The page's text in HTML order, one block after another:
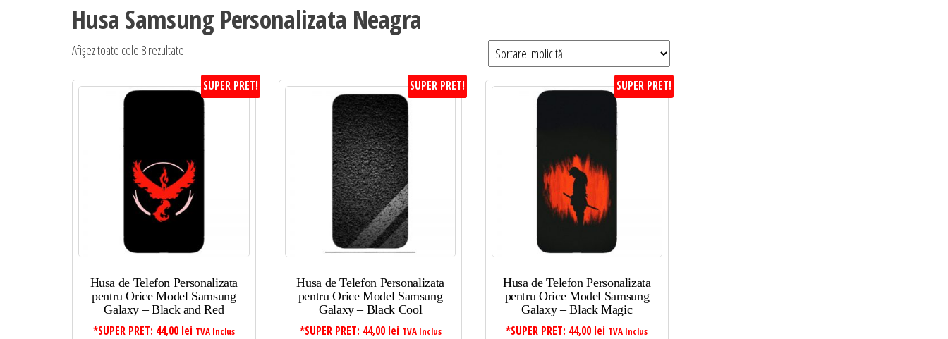
Husa Samsung Personalizata Neagra
Afișez toate cele 8 rezultate
SUPER PRET!
Husa de Telefon Personalizata
pentru Orice Model Samsung
Galaxy – Black and Red
*SUPER PRET: 44,00 lei TVA Inclus
SUPER PRET!
Husa de Telefon Personalizata
pentru Orice Model Samsung
Galaxy – Black Cool
*SUPER PRET: 44,00 lei TVA Inclus
SUPER PRET!
Husa de Telefon Personalizata
pentru Orice Model Samsung
Galaxy – Black Magic
*SUPER PRET: 44,00 lei TVA Inclus